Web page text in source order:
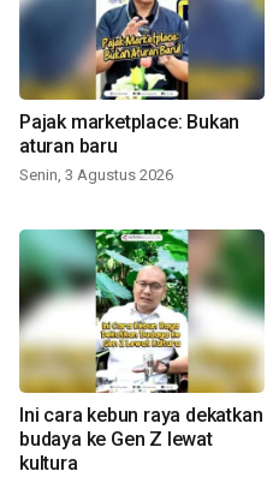
Pajak marketplace: Bukan
aturan baru
Senin, 3 Agustus 2026
Ini cara kebun raya dekatkan
budaya ke Gen Z lewat
kultura